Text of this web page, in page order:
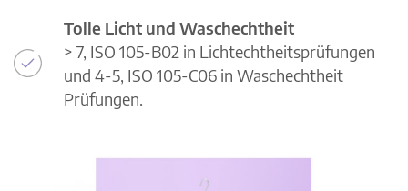
Tolle Licht und Waschechtheit
> 7, ISO 105-B02 in Lichtechtheitsprüfungen
und 4-5, ISO 105-C06 in Waschechtheit
Prüfungen.